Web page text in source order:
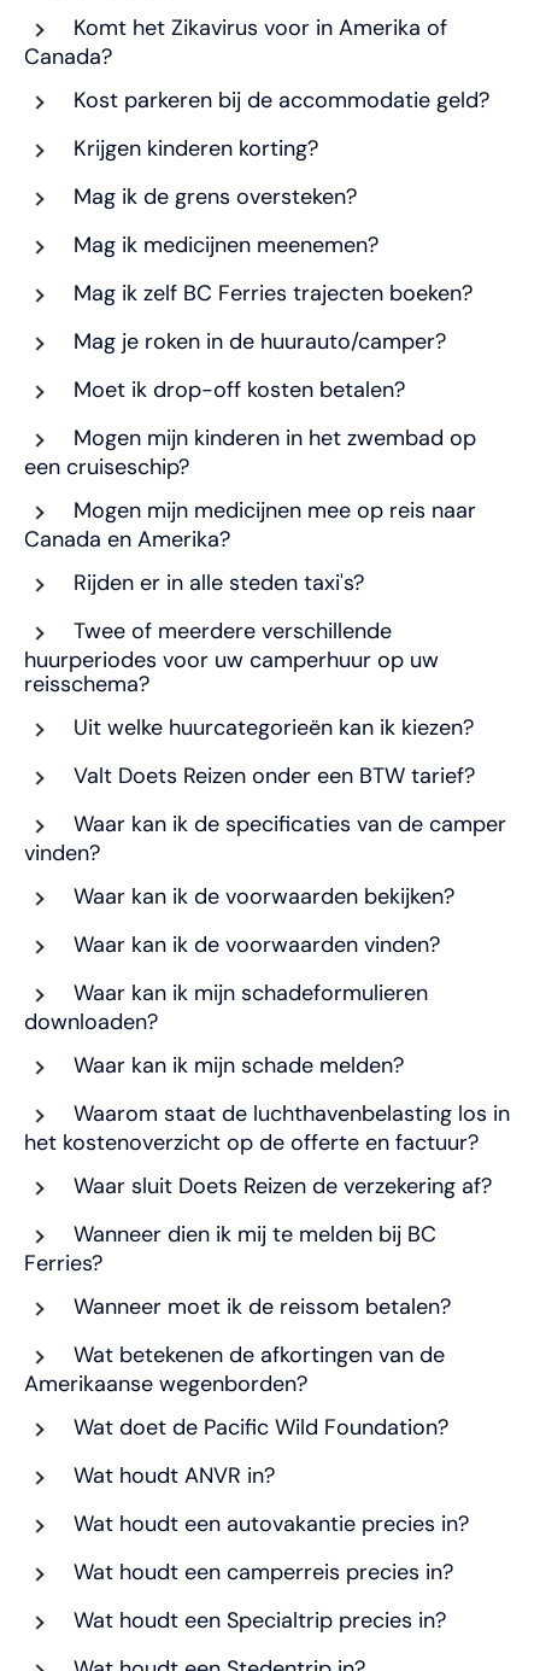
Komt het Zikavirus voor in Amerika of
Canada?
Kost parkeren bij de accommodatie geld?
Krijgen kinderen korting?
Mag ik de grens oversteken?
Mag ik medicijnen meenemen?
Mag ik zelf BC Ferries trajecten boeken?
Mag je roken in de huurauto/camper?
Moet ik drop-off kosten betalen?
Mogen mijn kinderen in het zwembad op
een cruiseschip?
Mogen mijn medicijnen mee op reis naar
Canada en Amerika?
Rijden er in alle steden taxi's?
Twee of meerdere verschillende
huurperiodes voor uw camperhuur op uw
reisschema?
Uit welke huurcategorieën kan ik kiezen?
Valt Doets Reizen onder een BTW tarief?
Waar kan ik de specificaties van de camper
vinden?
Waar kan ik de voorwaarden bekijken?
Waar kan ik de voorwaarden vinden?
Waar kan ik mijn schadeformulieren
downloaden?
Waar kan ik mijn schade melden?
Waarom staat de luchthavenbelasting los in
het kostenoverzicht op de offerte en factuur?
Waar sluit Doets Reizen de verzekering af?
Wanneer dien ik mij te melden bij BC
Ferries?
Wanneer moet ik de reissom betalen?
Wat betekenen de afkortingen van de
Amerikaanse wegenborden?
Wat doet de Pacific Wild Foundation?
Wat houdt ANVR in?
Wat houdt een autovakantie precies in?
Wat houdt een camperreis precies in?
Wat houdt een Specialtrip precies in?